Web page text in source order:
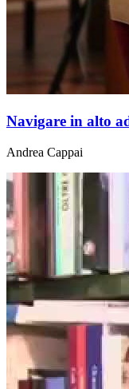
Navigare in alto
Andrea Cappai